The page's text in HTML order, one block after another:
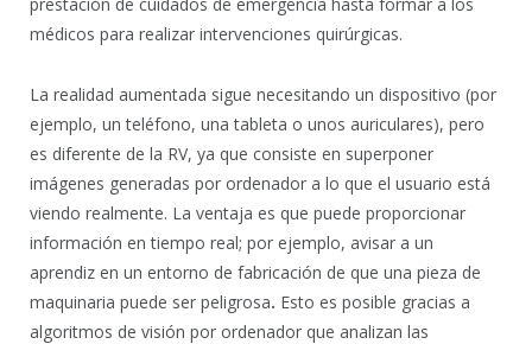
médicos para realizar intervenciones quirúrgicas.
La realidad aumentada sigue necesitando un dispositivo (por
ejemplo, un teléfono, una tableta o unos auriculares), pero
es diferente de la RV, ya que consiste en superponer
imágenes generadas por ordenador a lo que el usuario está
viendo realmente. La ventaja es que puede proporcionar
información en tiempo real; por ejemplo, avisar a un
aprendiz en un entorno de fabricación de que una pieza de
maquinaria puede ser peligrosa. Esto es posible gracias a
algoritmos de visión por ordenador que analizan las